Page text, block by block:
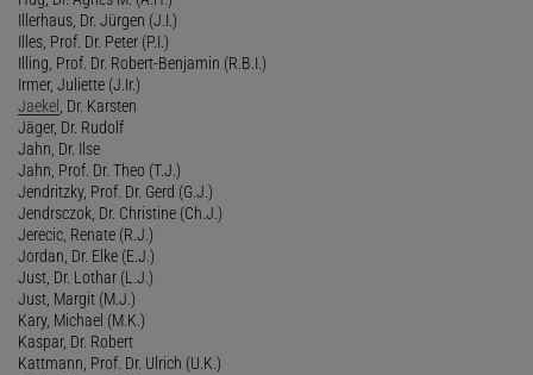
Illerhaus, Dr. Jürgen (J.I.)
Illes, Prof. Dr. Peter (P.I.)
Illing, Prof. Dr. Robert-Benjamin (R.B.I.)
Irmer, Juliette (J.Ir.)
Jaekel , Dr. Karsten
Jäger, Dr. Rudolf
Jahn, Dr. Ilse
Jahn, Prof. Dr. Theo (T.J.)
Jendritzky, Prof. Dr. Gerd (G.J.)
Jendrsczok, Dr. Christine (Ch.J.)
Jerecic, Renate (R.J.)
Jordan, Dr. Elke (E.J.)
Just, Dr. Lothar (L.J.)
Just, Margit (M.J.)
Kary, Michael (M.K.)
Kaspar, Dr. Robert
Kattmann, Prof. Dr. Ulrich (U.K.)